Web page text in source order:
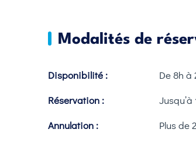
Modalités de
Disponibilité :
De 8h à
Réservation :
Annulation :
Plus de